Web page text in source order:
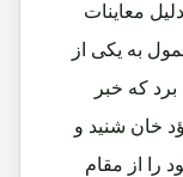
اوایل ماه جوزای 1352 به دلیل معاینات
به یکی از
که خبر
خان شنید و
را از مقام